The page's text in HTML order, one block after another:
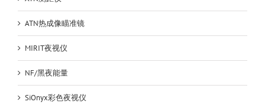
ATN热成像瞄准镜
MIRIT夜视仪
NF/黑夜能量
SiOnyx彩色夜视仪